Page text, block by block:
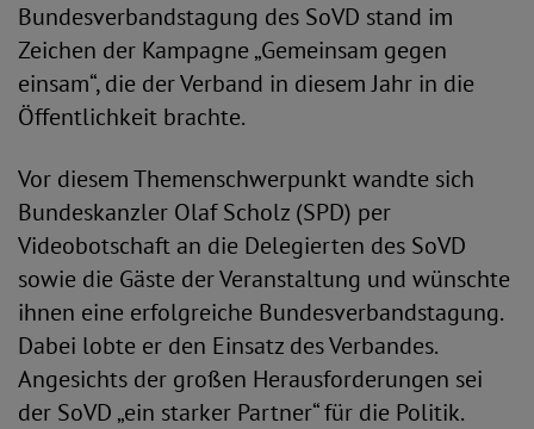
Bundesverbandstagung des SoVD stand im
Zeichen der Kampagne „Gemeinsam gegen
einsam“, die der Verband in diesem Jahr in die
Öffentlichkeit brachte.
Vor diesem Themenschwerpunkt wandte sich
Bundeskanzler Olaf Scholz (SPD) per
Videobotschaft an die Delegierten des SoVD
sowie die Gäste der Veranstaltung und wünschte
ihnen eine erfolgreiche Bundesverbandstagung.
Dabei lobte er den Einsatz des Verbandes.
Angesichts der großen Herausforderungen sei
der SoVD „ein starker Partner“ für die Politik.